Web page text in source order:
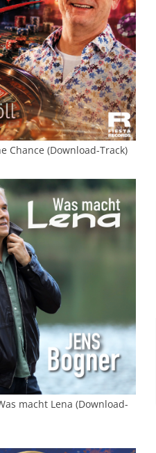
Chance (Download-Track)
macht Lena (Download-